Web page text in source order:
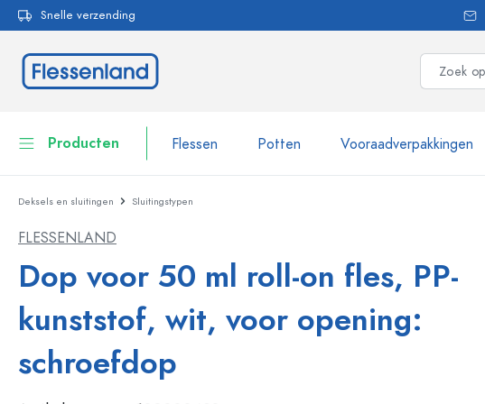
Ga naar de hoofdnavigatie
Snelle verzending
Producten Flessen Potten Vooraadverpakkingen
Flessen
Vooraadverpakkingen
Servies
Cosmetische verpakkingen
Flessen per merk
WECK flessen
Flessen op volume
Deksels en sluitingen Sluitingstypen
FLESSENLAND
Dop voor 50 ml roll-on fles, PP-
kunststof, wit, voor opening:
schroefdop